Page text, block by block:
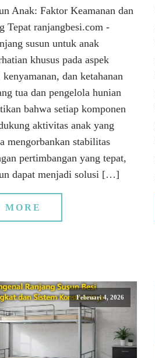
Anak: Faktor Keamanan dan
Tepat ranjangbesi.com -
susun untuk anak
khusus pada aspek
kenyamanan, dan ketahanan
tua dan pengelola hunian
bahwa setiap komponen
aktivitas anak yang
mengorbankan stabilitas
pertimbangan yang tepat,
dapat menjadi solusi […]
MORE
Februari 4, 2026